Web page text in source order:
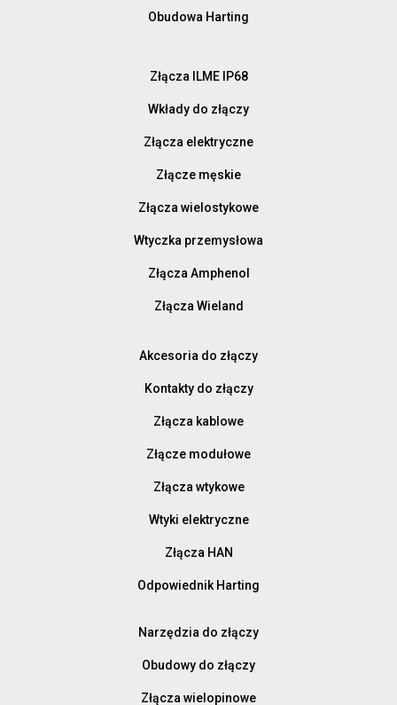
Obudowa Harting
Złącza ILME IP68
Wkłady do złączy
Złącza elektryczne
Złącze męskie
Złącza wielostykowe
Wtyczka przemysłowa
Złącza Amphenol
Złącza Wieland
Akcesoria do złączy
Kontakty do złączy
Złącza kablowe
Złącze modułowe
Złącza wtykowe
Wtyki elektryczne
Złącza HAN
Odpowiednik Harting
Narzędzia do złączy
Obudowy do złączy
Złącza wielopinowe